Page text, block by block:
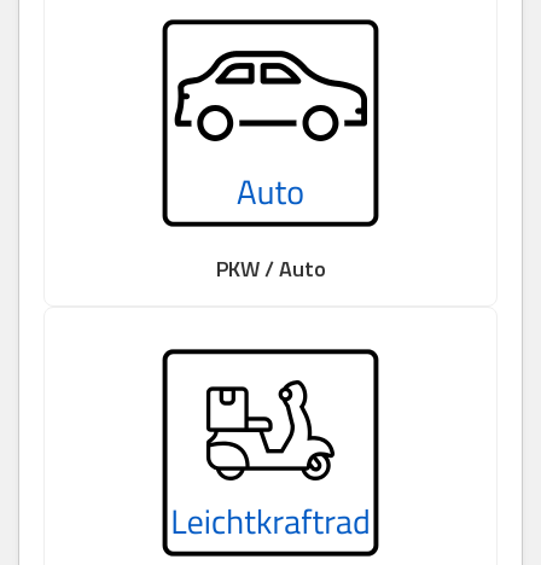
PKW / Auto